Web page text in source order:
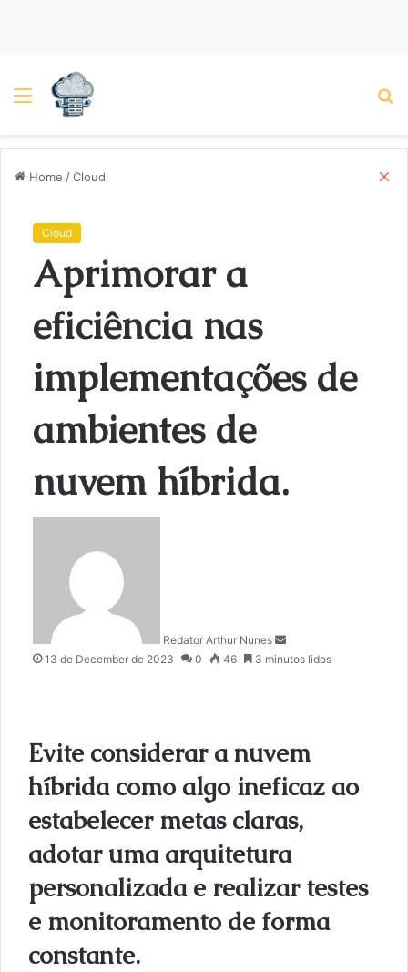
Menu
Home /Cloud
Cloud
Aprimorar a
eficiência nas
implementações de
ambientes de
nuvem híbrida.
Redator Arthur Nunes
m
13 de December de 2023 0 46 3 minutos lidos
Evite considerar a nuvem
híbrida como algo ineficaz ao
estabelecer metas claras,
adotar uma arquitetura
personalizada e realizar testes
e monitoramento de forma
constante.